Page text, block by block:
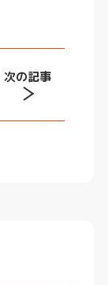
次の記事